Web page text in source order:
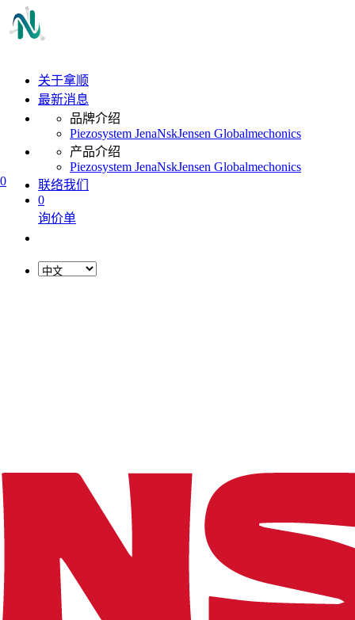
0
关于拿顺
最新消息
品牌介绍
Piezosystem JenaNskJensen Globalmechonics
产品介绍
Piezosystem JenaNskJensen Globalmechonics
联络我们
0
询价单